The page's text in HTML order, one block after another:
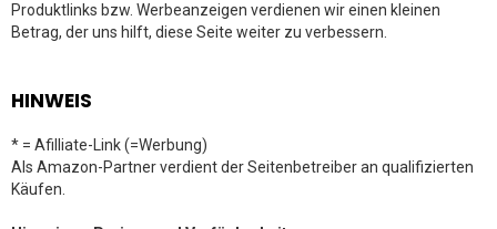
Produktlinks bzw. Werbeanzeigen verdienen wir einen kleinen
Betrag, der uns hilft, diese Seite weiter zu verbessern.
HINWEIS
* = Afilliate-Link (=Werbung)
Als Amazon-Partner verdient der Seitenbetreiber an qualifizierten
Käufen.